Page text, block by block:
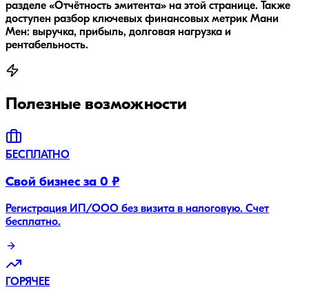
разделе «Отчётность эмитента» на этой странице. Также
доступен разбор ключевых финансовых метрик Мани
Мен: выручка, прибыль, долговая нагрузка и
рентабельность.
Полезные возможности
БЕСПЛАТНО
Свой бизнес за 0 ₽
Регистрация ИП/ООО без визита в налоговую. Счет
бесплатно.
ГОРЯЧЕЕ